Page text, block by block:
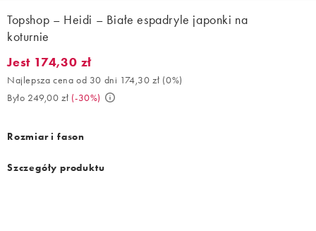
Topshop – Heidi – Białe espadryle japonki na
koturnie
Jest 174,30 zł. Najlepsza cena od 30 dni 174,30 zł (0%). Było
Jest 174,30 zł
Najlepsza cena od 30 dni 174,30 zł (0%)
Było 249,00 zł (-30%)
Rozmiar i fason
Szczegóły produktu